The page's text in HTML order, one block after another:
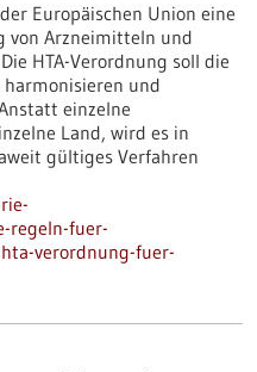
Europäischen Union eine
von Arzneimitteln und
HTA-Verordnung soll die
und
einzelne
Land, wird es in
gültiges Verfahren
regeln-fuer-
verordnung-fuer-